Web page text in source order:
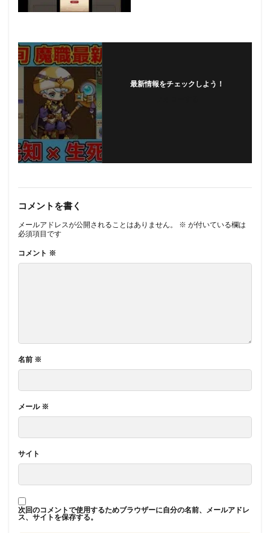
最新情報をチェックしよう！
コメントを書く
メールアドレスが公開されることはありません。 ※ が付いている欄は
必須項目です
コメント ※
名前 ※
メール ※
サイト
次回のコメントで使用するためブラウザーに自分の名前、メールアドレ
ス、サイトを保存する。